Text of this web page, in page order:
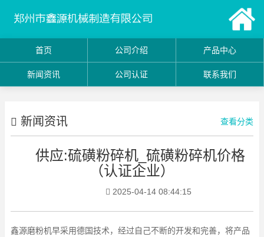
首页 公司介绍 产品中心
新闻资讯 公司认证 联系我们
新闻资讯 查看分类
供应:硫磺粉碎机_硫磺粉碎机价格
（认证企业）
2025-04-14 08:44:15
鑫源磨粉机早采用德国技术，经过自己不断的开发和完善，将产品